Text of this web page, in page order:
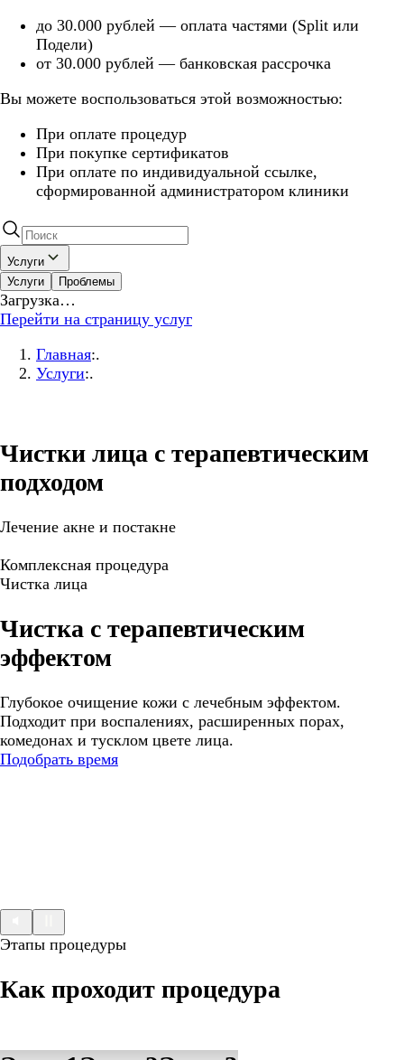
до 30.000 рублей — оплата частями (Split или
Подели)
от 30.000 рублей — банковская рассрочка
Вы можете воспользоваться этой возможностью:
При оплате процедур
При покупке сертификатов
При оплате по индивидуальной ссылке,
сформированной администратором клиники
Услуги
Услуги
Проблемы
Загрузка…
Перейти на страницу услуг
Главная:.
Услуги:.
Чистки лица с терапевтическим
подходом
Лечение акне и постакне
Комплексная процедура
Чистка лица
Чистка с терапевтическим
эффектом
Глубокое очищение кожи с лечебным эффектом.
Подходит при воспалениях, расширенных порах,
комедонах и тусклом цвете лица.
Подобрать время
Этапы процедуры
Как проходит процедура